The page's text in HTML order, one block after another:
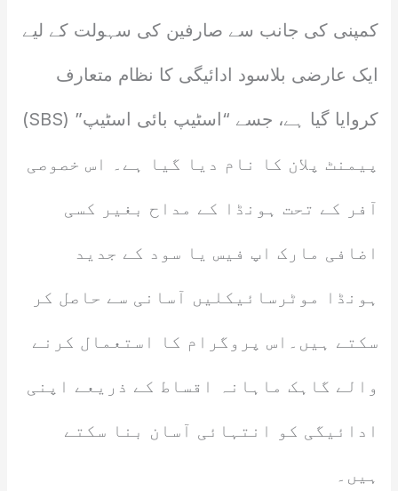
کمپنی کی جانب سے صارفین کی سہولت کے لیے
ایک عارضی بلاسود ادائیگی کا نظام متعارف
کروایا گیا ہے، جسے “اسٹیپ بائی اسٹیپ” (SBS)
پیمنٹ پلان کا نام دیا گیا ہے۔ اس خصوصی
آفر کے تحت ہونڈا کے مداح بغیر کسی
اضافی مارک اپ فیس یا سود کے جدید
ہونڈا موٹرسائیکلیں آسانی سے حاصل کر
سکتے ہیں۔اس پروگرام کا استعمال کرنے
والے گاہک ماہانہ اقساط کے ذریعے اپنی
ادائیگی کو انتہائی آسان بنا سکتے
ہیں۔